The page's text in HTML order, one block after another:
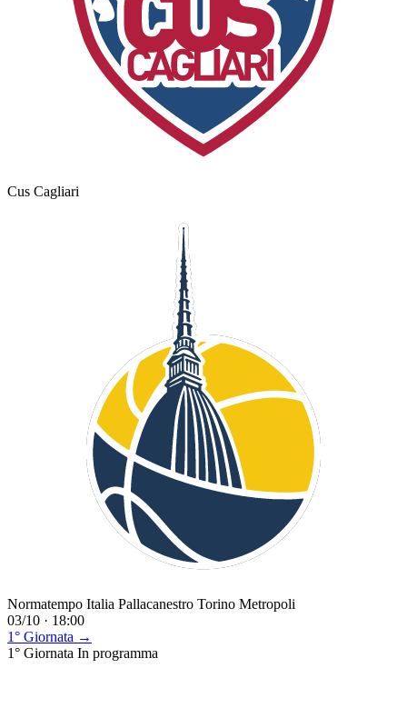
Cus Cagliari
Normatempo Italia Pallacanestro Torino Metropoli
03/10 · 18:00
1° Giornata →
1° Giornata In programma